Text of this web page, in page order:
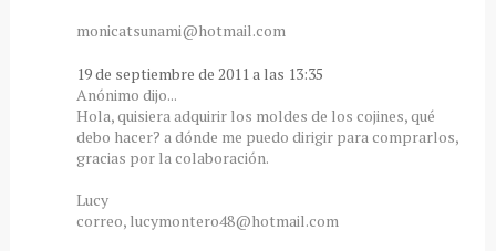
monicatsunami@hotmail.com
19 de septiembre de 2011 a las 13:35
Anónimo dijo...
Hola, quisiera adquirir los moldes de los cojines, qué
debo hacer? a dónde me puedo dirigir para comprarlos,
gracias por la colaboración.
Lucy
correo, lucymontero48@hotmail.com